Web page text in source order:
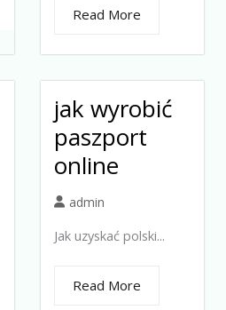
Read More
jak wyrobić
paszport
online
admin
Jak uzyskać polski...
Read More